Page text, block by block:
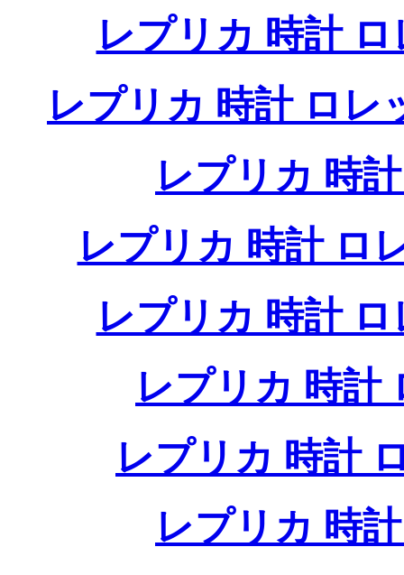
レプリカ 時計
レプリカ 時計 ロレ
レプリカ 時
レプリカ 時計 ロ
レプリカ 時計
レプリカ 時計
レプリカ 時計
レプリカ 時